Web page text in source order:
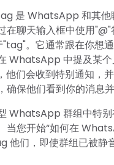
是 WhatsApp 和其他
在聊天输入框中使用
"tag"。它通常跟在你想
WhatsApp 中提及某
他们会收到特别通知，
确保他们看到你的消息并
WhatsApp 群组中特
当您开始“如何在
他们，即使群组已被静